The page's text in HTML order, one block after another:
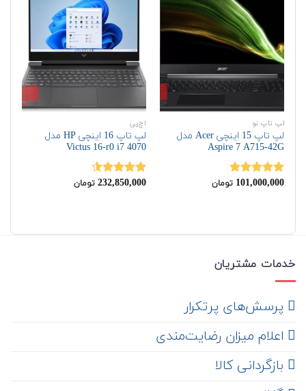
لپ تاپ نو
لپ تاپ 15 اینچی Acer مدل
Aspire 7 A715-42G
نمره5.00
101,000,000 تومان
اچ‌پی
لپ تاپ 16 اینچی HP مدل
Victus 16-r0 i7 4070
نمره4.50
232,850,000 تومان
خدمات مشتریان
‌ پرسش‌های پرتکرار
اعلام میزان رضایت‌مندی
‌ بازگردانی کالا